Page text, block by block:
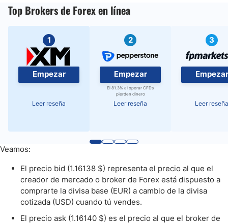
Top Brokers de Forex en línea
1
Empezar
Leer reseña
2
Empezar
El 81.3% al operar CFDs
pierden dinero
Leer reseña
3
Empezar
Leer reseña
Veamos:
El precio bid (1.16138 $) representa el precio al que el
creador de mercado o broker de Forex está dispuesto a
comprarte la divisa base (EUR) a cambio de la divisa
cotizada (USD) cuando tú vendes.
El precio ask (1.16140 $) es el precio al que el broker de